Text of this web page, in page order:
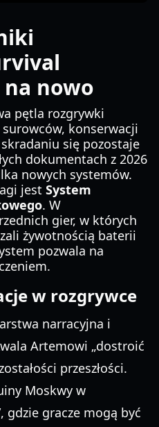
nowo
pętla rozgrywki
konserwacji
się pozostaje
dokumentach z 2026
nowych systemów.
jest System
. W
gier, w których
żywotnością baterii
pozwala na
w rozgrywce
narracyjna i
Artemowi „dostroić
przeszłości.
Moskwy w
gdzie gracze mogą być